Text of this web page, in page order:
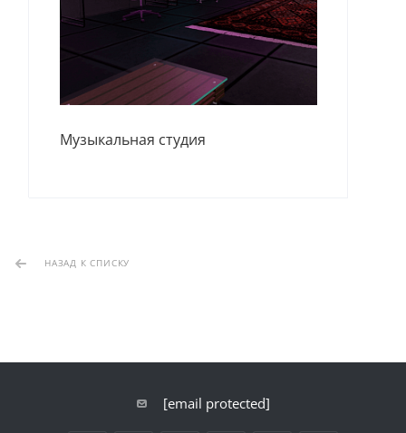
Музыкальная студия
НАЗАД К СПИСКУ
[email protected]